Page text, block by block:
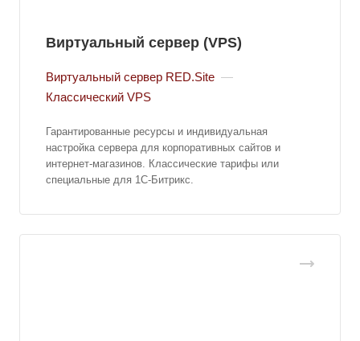
Виртуальный сервер (VPS)
Виртуальный сервер RED.Site —
Классический VPS
Гарантированные ресурсы и индивидуальная
настройка сервера для корпоративных сайтов и
интернет-магазинов. Классические тарифы или
специальные для 1С-Битрикс.